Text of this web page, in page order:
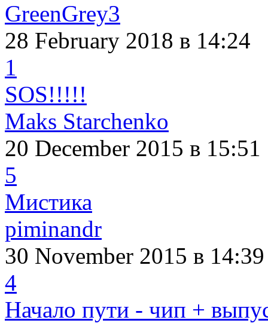
GreenGrey3
28 February 2018 в 14:24
1
SOS!!!!!
Maks Starchenko
20 December 2015 в 15:51
5
Мистика
piminandr
30 November 2015 в 14:39
4
Начало пути - чип +